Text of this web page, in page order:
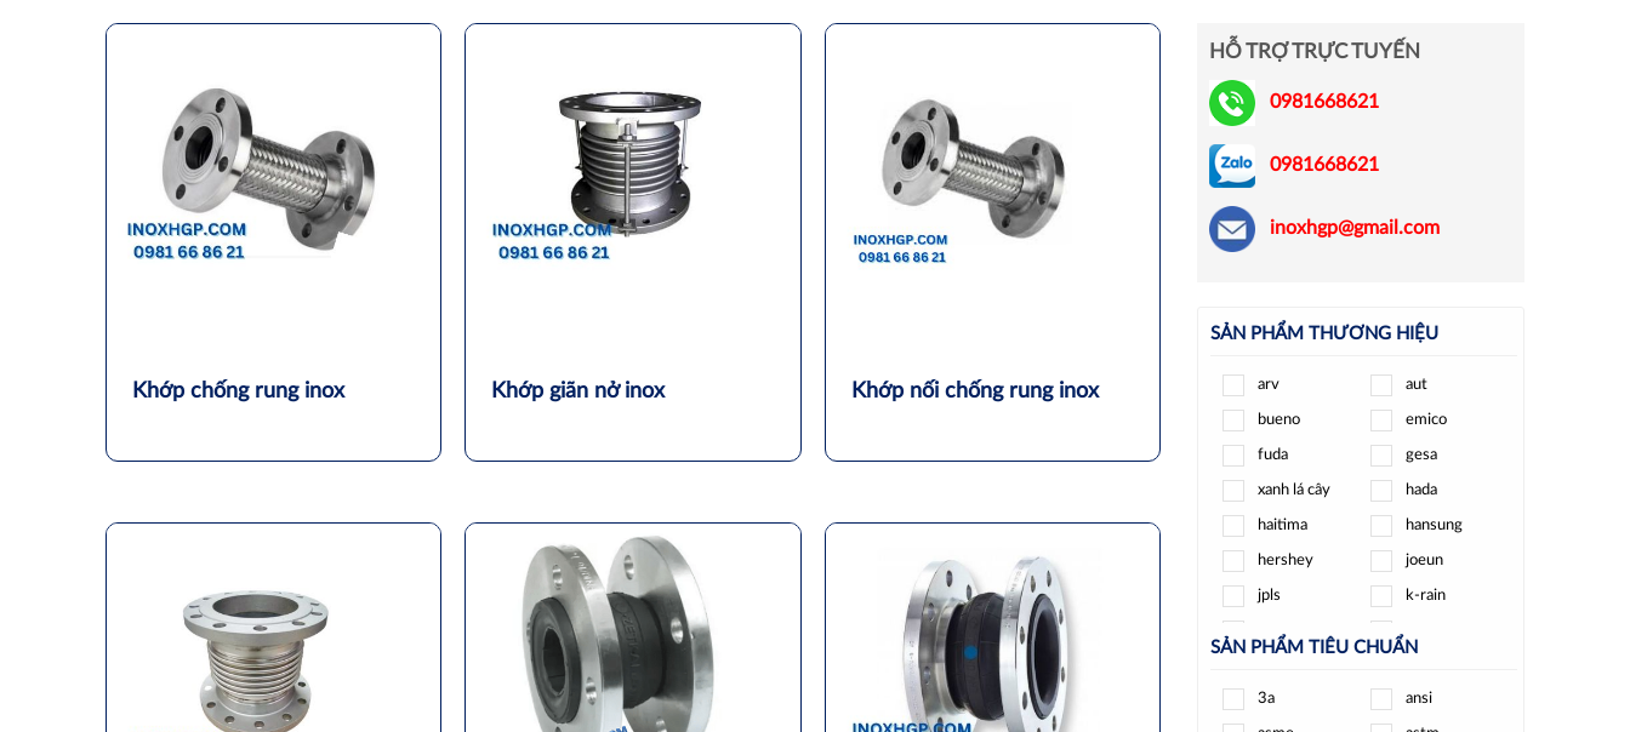
Khớp chống rung inox Khớp giãn nở inox Khớp nối chống rung inox
HỖ TRỢ TRỰC TUYẾN
0981668621
0981668621
inoxhgp@gmail.com
SẢN PHẨM THƯƠNG HIỆU
arv aut
bueno emico
fuda gesa
xanh lá cây hada
haitima hansung
hershey joeun
jpls k-rain
kizt
pmax round star
SẢN PHẨM TIÊU CHUẨN
3a ansi